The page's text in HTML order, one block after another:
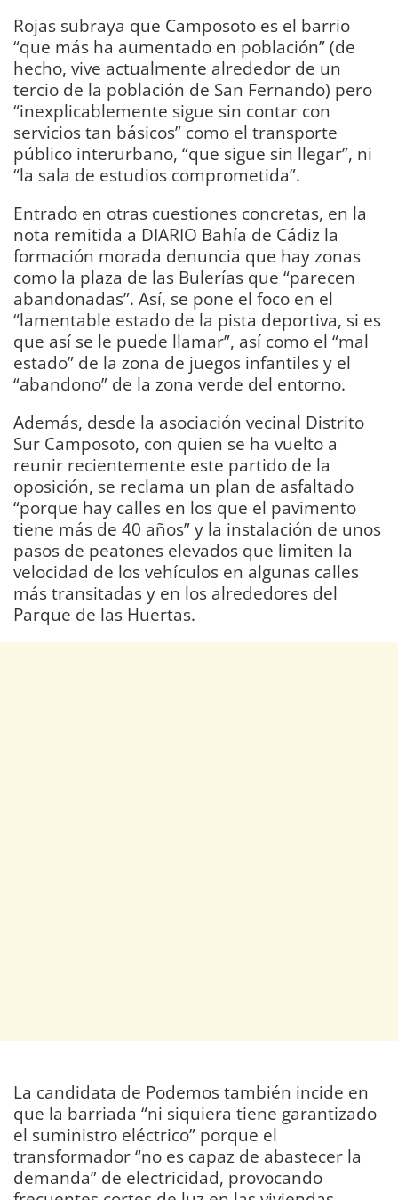
Rojas subraya que Camposoto es el barrio
“que más ha aumentado en población” (de
hecho, vive actualmente alrededor de un
tercio de la población de San Fernando) pero
“inexplicablemente sigue sin contar con
servicios tan básicos” como el transporte
público interurbano, “que sigue sin llegar”, ni
“la sala de estudios comprometida”.
Entrado en otras cuestiones concretas, en la
nota remitida a DIARIO Bahía de Cádiz la
formación morada denuncia que hay zonas
como la plaza de las Bulerías que “parecen
abandonadas”. Así, se pone el foco en el
“lamentable estado de la pista deportiva, si es
que así se le puede llamar”, así como el “mal
estado” de la zona de juegos infantiles y el
“abandono” de la zona verde del entorno.
Además, desde la asociación vecinal Distrito
Sur Camposoto, con quien se ha vuelto a
reunir recientemente este partido de la
oposición, se reclama un plan de asfaltado
“porque hay calles en los que el pavimento
tiene más de 40 años” y la instalación de unos
pasos de peatones elevados que limiten la
velocidad de los vehículos en algunas calles
más transitadas y en los alrededores del
Parque de las Huertas.
La candidata de Podemos también incide en
que la barriada “ni siquiera tiene garantizado
el suministro eléctrico” porque el
transformador “no es capaz de abastecer la
demanda” de electricidad, provocando